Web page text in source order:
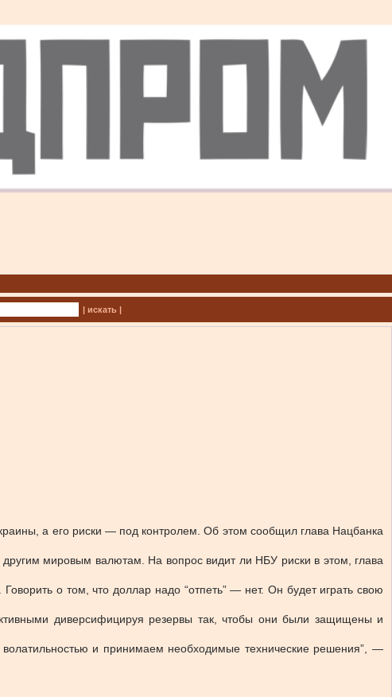
| искать |
а его риски — под контролем. Об этом сообщил глава Нацбанка
мировым валютам. На вопрос видит ли НБУ риски в этом, глава
о том, что доллар надо “отпеть” — нет. Он будет играть свою
диверсифицируя резервы так, чтобы они были защищены и
и принимаем необходимые технические решения”, —